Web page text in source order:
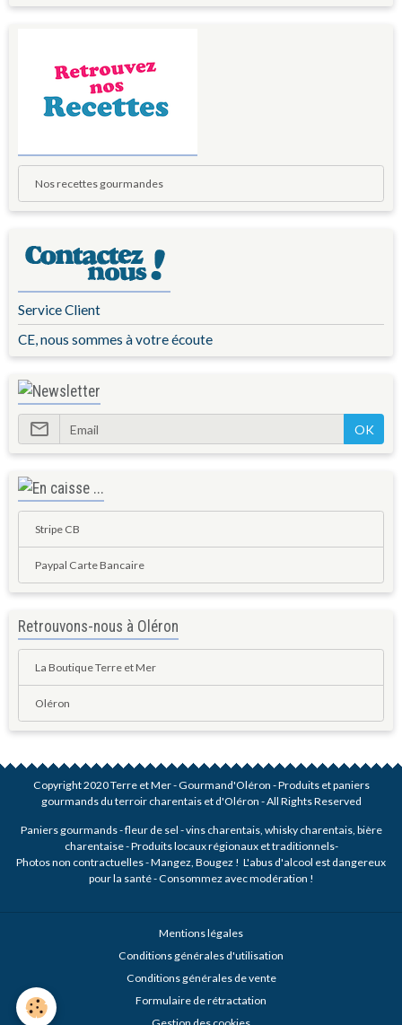
Nos recettes gourmandes
Service Client
CE, nous sommes à votre écoute
OK
Stripe CB
Paypal Carte Bancaire
Retrouvons-nous à Oléron
La Boutique Terre et Mer
Oléron
Copyright 2020 Terre et Mer - Gourmand'Oléron - Produits et paniers
gourmands du terroir charentais et d'Oléron - All Rights Reserved
Paniers gourmands - fleur de sel - vins charentais, whisky charentais, bière
charentaise - Produits locaux régionaux et traditionnels-
Photos non contractuelles - Mangez, Bougez ! L'abus d'alcool est dangereux
pour la santé - Consommez avec modération !
Mentions légales
Conditions générales d'utilisation
Conditions générales de vente
Formulaire de rétractation